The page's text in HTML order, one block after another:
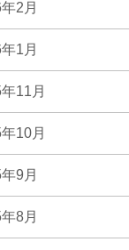
2月
1月
11月
10月
9月
8月